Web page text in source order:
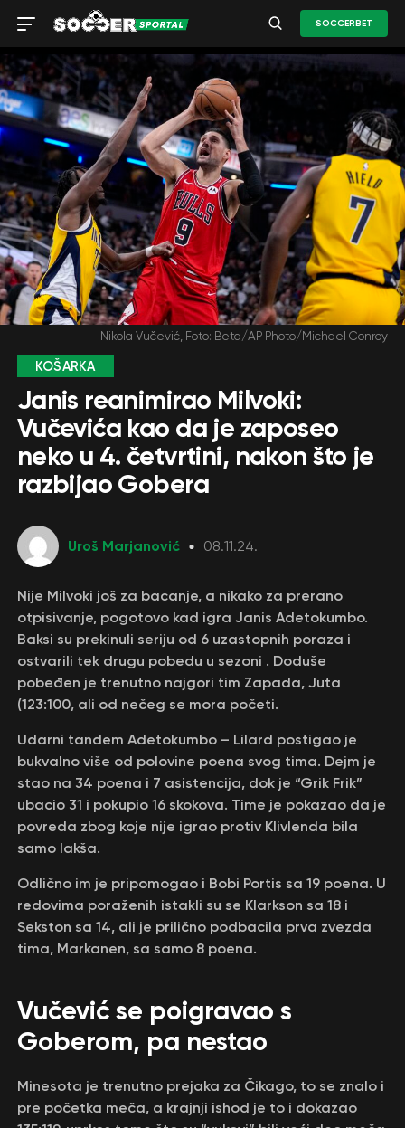
SOCCERBET
Nikola Vučević, Foto: Beta/AP Photo/Michael Conroy
KOŠARKA
Janis reanimirao Milvoki:
Vučevića kao da je zaposeo
neko u 4. četvrtini, nakon što je
razbijao Gobera
Uroš Marjanović 08.11.24.
Nije Milvoki još za bacanje, a nikako za prerano
otpisivanje, pogotovo kad igra Janis Adetokumbo.
Baksi su prekinuli seriju od 6 uzastopnih poraza i
ostvarili tek drugu pobedu u sezoni . Doduše
pobeđen je trenutno najgori tim Zapada, Juta
(123:100, ali od nečeg se mora početi.
Udarni tandem Adetokumbo – Lilard postigao je
bukvalno više od polovine poena svog tima. Dejm je
stao na 34 poena i 7 asistencija, dok je “Grik Frik”
ubacio 31 i pokupio 16 skokova. Time je pokazao da je
povreda zbog koje nije igrao protiv Klivlenda bila
samo lakša.
Odlično im je pripomogao i Bobi Portis sa 19 poena. U
redovima poraženih istakli su se Klarkson sa 18 i
Sekston sa 14, ali je prilično podbacila prva zvezda
tima, Markanen, sa samo 8 poena.
Vučević se poigravao s
Goberom, pa nestao
Minesota je trenutno prejaka za Čikago, to se znalo i
pre početka meča, a krajnji ishod je to i dokazao